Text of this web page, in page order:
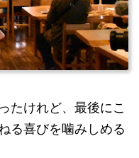
たけれど、最後にこ
る喜びを噛みしめる